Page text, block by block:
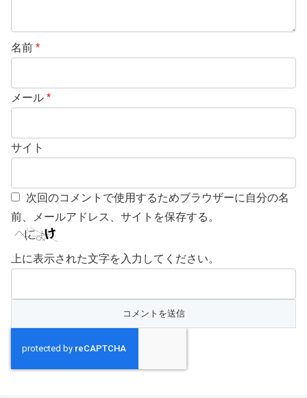
名前 *
メール *
サイト
次回のコメントで使用するためブラウザーに自分の名
前、メールアドレス、サイトを保存する。
上に表示された文字を入力してください。